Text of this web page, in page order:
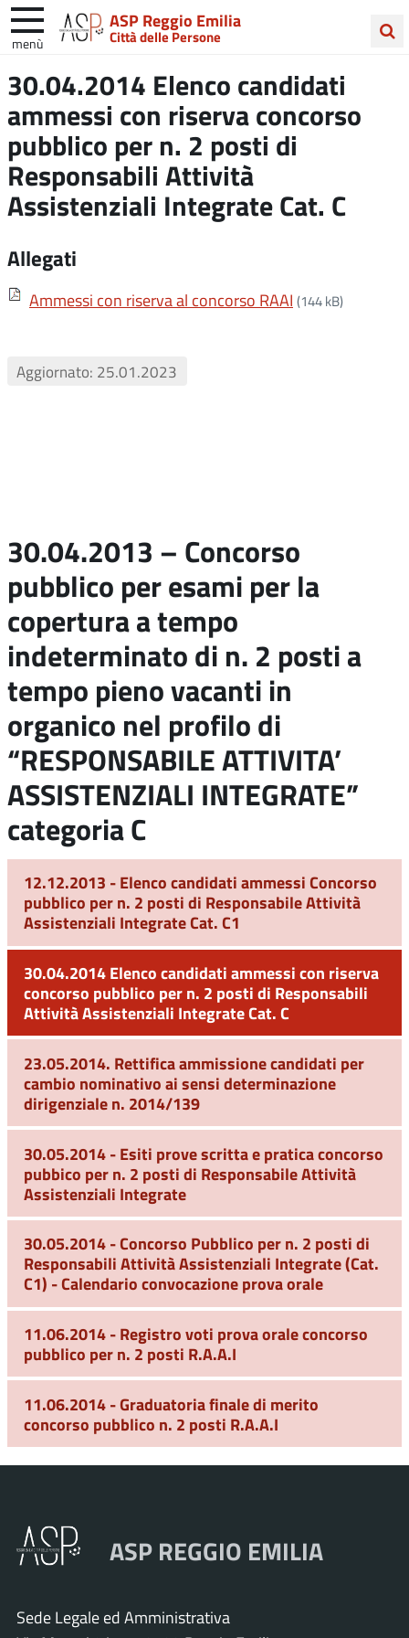
ASP Reggio Emilia
Città delle Persone
menù
nel
sito
30.04.2014 Elenco candidati
ammessi con riserva concorso
pubblico per n. 2 posti di
Responsabili Attività
Assistenziali Integrate Cat. C
Allegati
Ammessi con riserva al concorso RAAI (144 kB)
Aggiornato: 25.01.2023
30.04.2013 – Concorso
pubblico per esami per la
copertura a tempo
indeterminato di n. 2 posti a
tempo pieno vacanti in
organico nel profilo di
“RESPONSABILE ATTIVITA’
ASSISTENZIALI INTEGRATE”
categoria C
12.12.2013 - Elenco candidati ammessi Concorso
pubblico per n. 2 posti di Responsabile Attività
Assistenziali Integrate Cat. C1
30.04.2014 Elenco candidati ammessi con riserva
concorso pubblico per n. 2 posti di Responsabili
Attività Assistenziali Integrate Cat. C
23.05.2014. Rettifica ammissione candidati per
cambio nominativo ai sensi determinazione
dirigenziale n. 2014/139
30.05.2014 - Esiti prove scritta e pratica concorso
pubbico per n. 2 posti di Responsabile Attività
Assistenziali Integrate
30.05.2014 - Concorso Pubblico per n. 2 posti di
Responsabili Attività Assistenziali Integrate (Cat.
C1) - Calendario convocazione prova orale
11.06.2014 - Registro voti prova orale concorso
pubblico per n. 2 posti R.A.A.I
11.06.2014 - Graduatoria finale di merito
concorso pubblico n. 2 posti R.A.A.I
ASP REGGIO EMILIA
Sede Legale ed Amministrativa